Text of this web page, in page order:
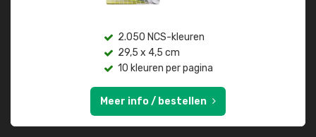
2.050 NCS-kleuren
29,5 x 4,5 cm
10 kleuren per pagina
Meer info / bestellen